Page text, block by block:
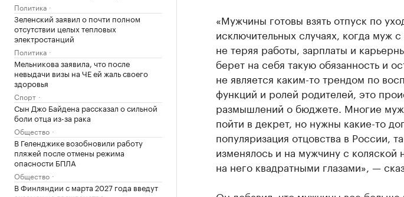
Политика
Зеленский заявил о почти полном
отсутствии целых тепловых
электростанций
Политика
Мельникова заявила, что после
невыдачи визы на ЧЕ ей жаль своего
здоровья
Спорт
Сын Джо Байдена рассказал о сильной
боли отца из-за рака
Общество
В Геленджике возобновили работу
пляжей после отмены режима
опасности БПЛА
Общество
В Финляндии с марта 2027 года введут
«Мужчины готовы взять отпуск по
исключительных случаях, когда муж
не теряя работы, зарплаты и
берет на себя такую обязанность и
не является каким-то трендом по
функций и ролей родителей, это
размышлений о бюджете. Многие
пойти в декрет, но нужны какие-то
популяризация отцовства в России,
изменялось и на мужчину с
на него квадратными глазами», —